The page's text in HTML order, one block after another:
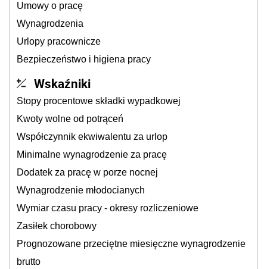
Umowy o pracę
Wynagrodzenia
Urlopy pracownicze
Bezpieczeństwo i higiena pracy
Wskaźniki
Stopy procentowe składki wypadkowej
Kwoty wolne od potrąceń
Współczynnik ekwiwalentu za urlop
Minimalne wynagrodzenie za pracę
Dodatek za pracę w porze nocnej
Wynagrodzenie młodocianych
Wymiar czasu pracy - okresy rozliczeniowe
Zasiłek chorobowy
Prognozowane przeciętne miesięczne wynagrodzenie
brutto